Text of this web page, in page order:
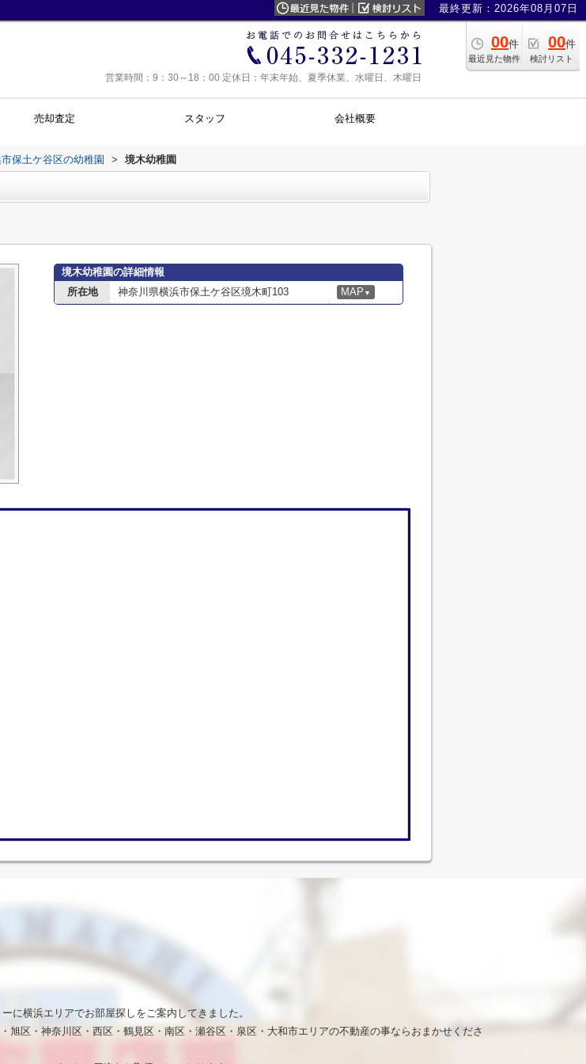
最終更新：2026年08月07日
00件
最近見た物件
00件
検討リスト
営業時間：9：30～18：00 定休日：年末年始、夏季休業、水曜日、木曜日
売却査定 スタッフ 会社概要
保土ケ谷区の幼稚園 > 境木幼稚園
境木幼稚園の詳細情報
所在地
神奈川県横浜市保土ケ谷区境木町103 MAP ▼
に横浜エリアでお部屋探しをご案内してきました。
区・神奈川区・西区・鶴見区・南区・瀬谷区・泉区・大和市エリアの不動産の事ならおまかせくださ